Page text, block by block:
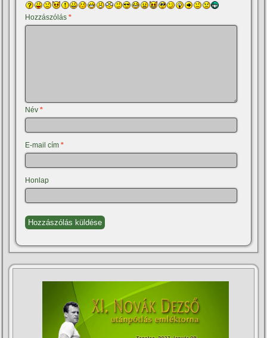
Hozzászólás*
Név*
E-mail cím*
Honlap